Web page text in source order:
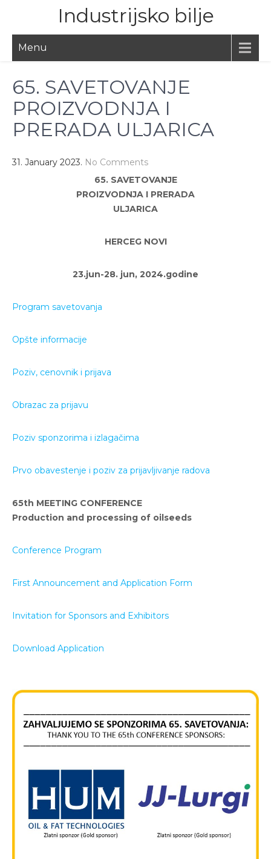
content
Industrijsko bilje
Menu
65. SAVETOVANJE
PROIZVODNJA I
PRERADA ULJARICA
31. January 2023. No Comments
65. SAVETOVANJE
PROIZVODNJA I PRERADA
ULJARICA
HERCEG NOVI
23.jun-28. jun, 2024.godine
Program savetovanja
Opšte informacije
Poziv, cenovnik i prijava
Obrazac za prijavu
Poziv sponzorima i izlagačima
Prvo obavestenje i poziv za prijavljivanje radova
65th MEETING CONFERENCE
Production and processing of oilseeds
Conference Program
First Announcement and Application Form
Invitation for Sponsors and Exhibitors
Download Application